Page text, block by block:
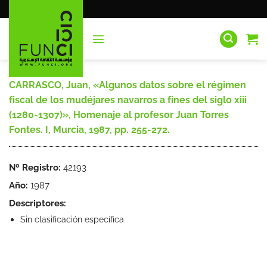
al
CARRASCO, Juan, «Algunos datos sobre el régimen
fiscal de los mudéjares navarros a fines del siglo xiii
(1280-1307)», Homenaje al profesor Juan Torres
Fontes. I, Murcia, 1987, pp. 255-272.
Nº Registro: 42193
Año: 1987
Descriptores:
Sin clasificación específica